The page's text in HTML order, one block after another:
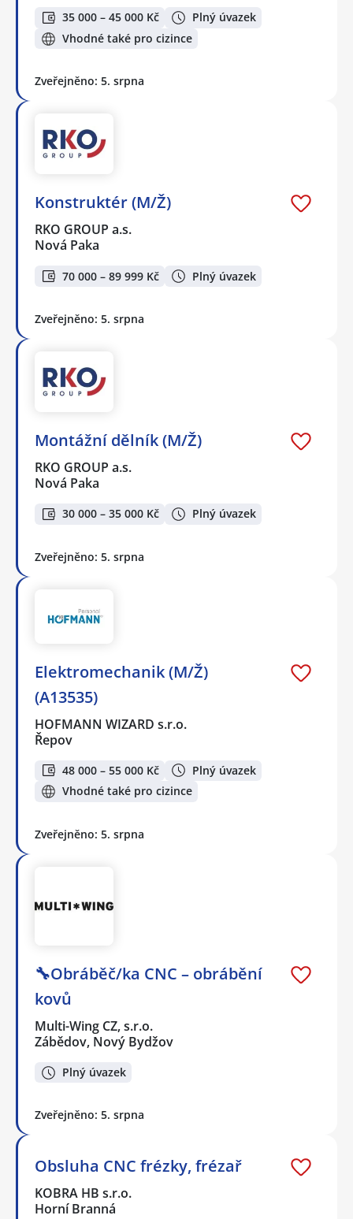
35 000 – 45 000 Kč
Plný úvazek
Vhodné také pro cizince
Zveřejněno: 5. srpna
Konstruktér (M/Ž)
RKO GROUP a.s.
Nová Paka
70 000 – 89 999 Kč Plný úvazek
Zveřejněno: 5. srpna
Montážní dělník (M/Ž)
RKO GROUP a.s.
Nová Paka
30 000 – 35 000 Kč Plný úvazek
Zveřejněno: 5. srpna
Elektromechanik (M/Ž)
(A13535)
HOFMANN WIZARD s.r.o.
Řepov
48 000 – 55 000 Kč
Plný úvazek
Vhodné také pro cizince
Zveřejněno: 5. srpna
🔧Obráběč/ka CNC – obrábění
kovů
Multi-Wing CZ, s.r.o.
Zábědov, Nový Bydžov
Plný úvazek
Zveřejněno: 5. srpna
Obsluha CNC frézky, frézař
KOBRA HB s.r.o.
Horní Branná